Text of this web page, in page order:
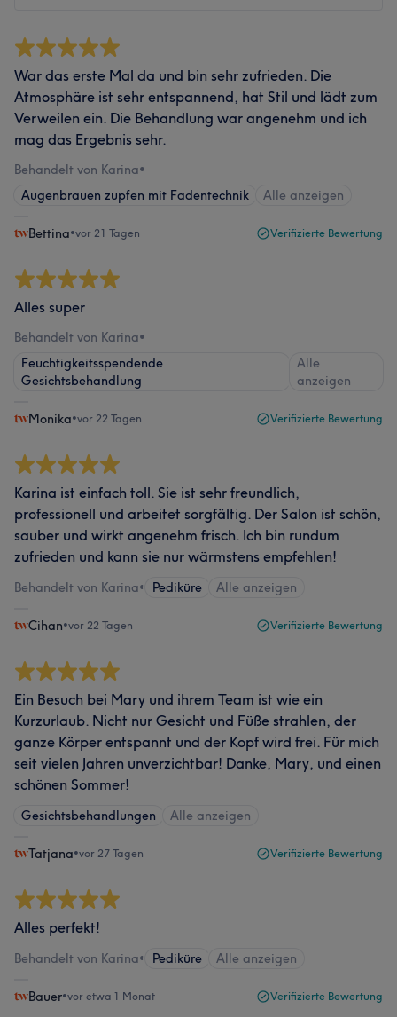
War das erste Mal da und bin sehr zufrieden. Die
Atmosphäre ist sehr entspannend, hat Stil und lädt zum
Verweilen ein. Die Behandlung war angenehm und ich
mag das Ergebnis sehr.
Behandelt von Karina•
Augenbrauen zupfen mit Fadentechnik
Alle anzeigen
Bettina•vor 21 Tagen Verifizierte Bewertung
Alles super
Behandelt von Karina•
Feuchtigkeitsspendende
Gesichtsbehandlung
Alle
anzeigen
Monika•vor 22 Tagen Verifizierte Bewertung
Karina ist einfach toll. Sie ist sehr freundlich,
professionell und arbeitet sorgfältig. Der Salon ist schön,
sauber und wirkt angenehm frisch. Ich bin rundum
zufrieden und kann sie nur wärmstens empfehlen!
Behandelt von Karina• Pediküre Alle anzeigen
Cihan•vor 22 Tagen Verifizierte Bewertung
Ein Besuch bei Mary und ihrem Team ist wie ein
Kurzurlaub. Nicht nur Gesicht und Füße strahlen, der
ganze Körper entspannt und der Kopf wird frei. Für mich
seit vielen Jahren unverzichtbar! Danke, Mary, und einen
schönen Sommer!
Gesichtsbehandlungen Alle anzeigen
Tatjana•vor 27 Tagen Verifizierte Bewertung
Alles perfekt!
Behandelt von Karina• Pediküre Alle anzeigen
Bauer•vor etwa 1 Monat Verifizierte Bewertung